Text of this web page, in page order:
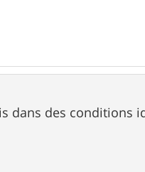
dans des